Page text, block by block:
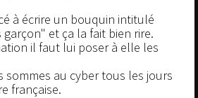
à écrire un bouquin intitulé
et ça la fait bien rire.
il faut lui poser à elle les
sommes au cyber tous les jours
française.